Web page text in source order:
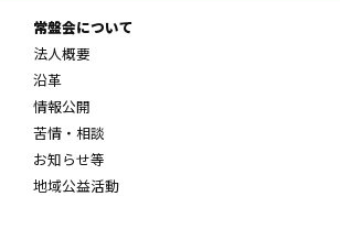
常盤会について
法人概要
沿革
情報公開
苦情・相談
お知らせ等
地域公益活動